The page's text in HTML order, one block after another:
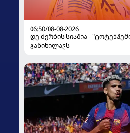
06:50/08-08-2026
დე ძერბის სიაშია -
განიხილავს